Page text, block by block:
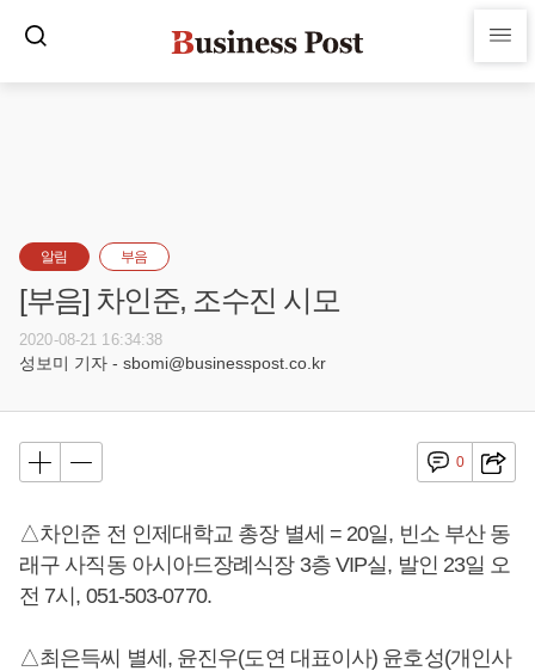
알림 부음
[부음] 차인준, 조수진 시모
2020-08-21 16:34:38
성보미 기자 - sbomi@businesspost.co.kr
0
△차인준 전 인제대학교 총장 별세 = 20일, 빈소 부산 동
래구 사직동 아시아드장례식장 3층 VIP실, 발인 23일 오
전 7시, 051-503-0770.
△최은득씨 별세, 윤진우(도연 대표이사) 윤호성(개인사